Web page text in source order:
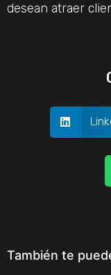
desean atraer
También te